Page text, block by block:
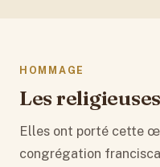
HOMMAGE
Les
Elles ont porté cette
congrégation